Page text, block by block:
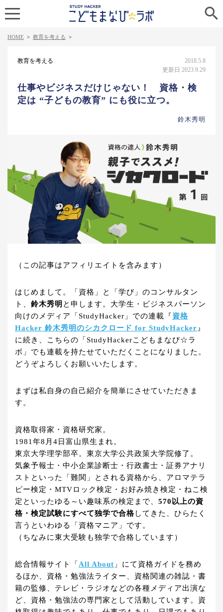

HOME > 教育を考える >
教育を考える
2018.5.8
更新日 2023.9.29
仕事やビジネスだけじゃない！ 資格・検
定は “子どもの教育” にも役に立つ。
鈴木秀明
（この記事はアフィリエイトを含みます）
はじめまして。「資格」と「学び」のコンサルタン
ト、 鈴木秀明 と申します。大学生・ビジネスパーソン
向けのメディア「StudyHacker」での連載『資格
Hacker 鈴木秀明のシカクロード for StudyHacker』
に続き、こちらの「StudyHackerこどもまなび☆ラ
ボ」でも連載を持たせていただくことになりました。
どうぞよろしくお願いいたします。
まずは私自身の自己紹介を簡単にさせていただきま
す。
資格取得家・資格研究家。
1981年8月4日富山県生まれ。
東京大学理学部卒。東京大学公共政策大学院修了。
気象予報士・中小企業診断士・行政書士・証券アナリ
ストといった「難関」とされる資格から、アロマテラ
ピー検定・MTVロック検定・お好み焼き検定・ねこ検
定といったゆる～い趣味系の検定まで、 570以上の資
格・検定試験にすべて独学で合格してきた、ひらたく
言うといわゆる「資格マニア」です。
（ちなみに東大受験も独学で合格しています）
総合情報サイト「 All About 」にて資格ガイドを務め
るほか、資格・勉強法ライター、資格関連の雑誌・書
籍の監修、テレビ・ラジオなどの各種メディア出演な
ど、資格・勉強法の専門家として活動しています。資